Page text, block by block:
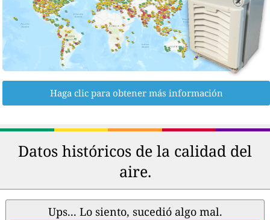
Haga clic para obtener más información
Datos históricos de la calidad del
aire.
Ups... Lo siento, sucedió algo mal.